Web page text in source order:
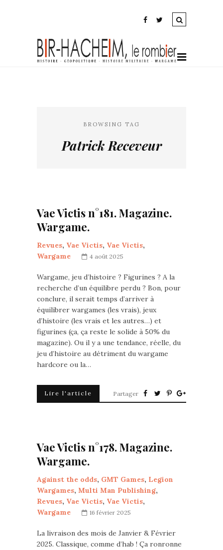
BROWSING TAG
Patrick Receveur
Vae Victis n°181. Magazine.
Wargame.
Revues, Vae Victis, Vae Victis,
Wargame
4 août 2025
Wargame, jeu d’histoire ? Figurines ? A la
recherche d’un équilibre perdu ? Bon, pour
conclure, il serait temps d’arriver à
équilibrer wargames (les vrais), jeux
d’histoire (les vrais et les autres…) et
figurines (ça, ça reste le solide à 50% du
magazine). Ou il y a une tendance, réelle, du
jeu d’histoire au détriment du wargame
hardcore ou la…
Lire l'article Partager
Vae Victis n°178. Magazine.
Wargame.
Against the odds, GMT Games, Legion
Wargames, Multi Man Publishing,
Revues, Vae Victis, Vae Victis,
Wargame
16 février 2025
La livraison des mois de Janvier & Février
2025. Classique, comme d’hab ! Ça ronronne